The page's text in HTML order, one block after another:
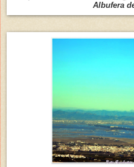
Albufera